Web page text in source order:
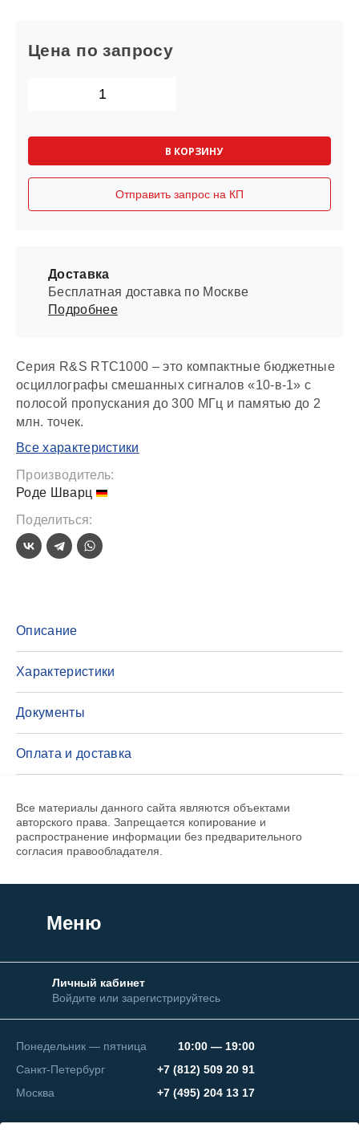
Серия R&S RTC1000 – это компактные бюджетные
осциллографы смешанных сигналов «10-в-1» с
полосой пропускания до 300 МГц и памятью до 2
млн. точек.
Все характеристики
Производитель:
Роде Шварц
Поделиться:
Цена по запросу
В КОРЗИНУ
Отправить запрос на КП
Доставка
Бесплатная доставка по Москве
Подробнее
Описание
Характеристики
Документы
Оплата и доставка
Все материалы данного сайта являются объектами
авторского права. Запрещается копирование и
распространение информации без предварительного
согласия правообладателя.
Меню
Личный кабинет
Войдите или зарегистрируйтесь
Понедельник — пятница
10:00 — 19:00
Санкт-Петербург
+7 (812) 509 20 91
Москва
+7 (495) 204 13 17